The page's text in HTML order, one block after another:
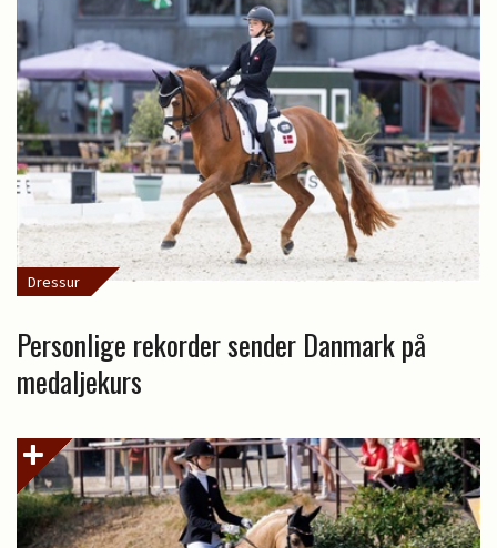
Dressur
Personlige rekorder sender Danmark på
medaljekurs